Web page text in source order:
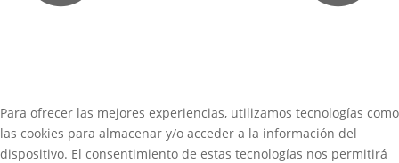
Para ofrecer las mejores experiencias, utilizamos tecnologías como
las cookies para almacenar y/o acceder a la información del
dispositivo. El consentimiento de estas tecnologías nos permitirá